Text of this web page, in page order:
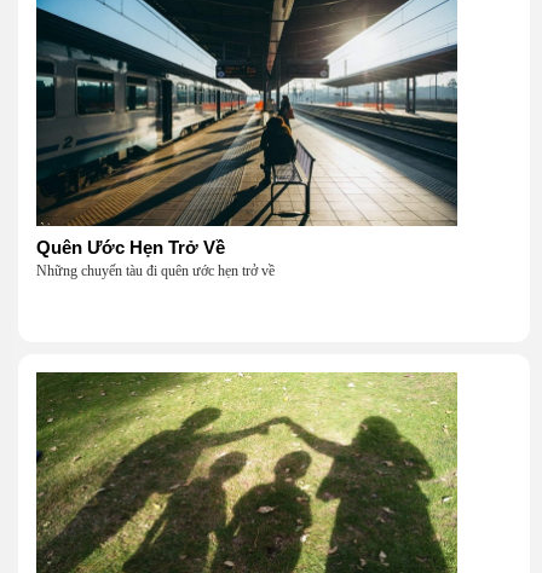
Quên Ước Hẹn Trở Về
Những chuyến tàu đi quên ước hẹn trở về